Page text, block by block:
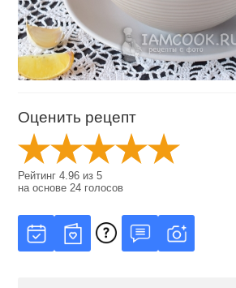
Оценить рецепт
Рейтинг4.96 из5
на основе24 голосов